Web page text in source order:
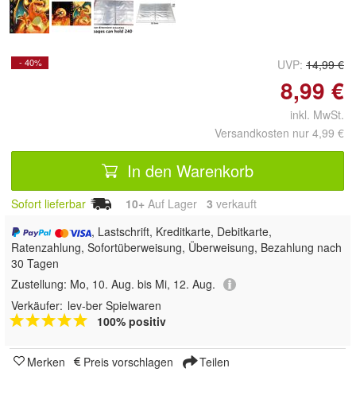
- 40% UVP: 14,99 €
8,99 €
inkl. MwSt.
Versandkosten nur 4,99 €
In den Warenkorb
Sofort lieferbar 10+ Auf Lager 3 verkauft
, Lastschrift, Kreditkarte, Debitkarte,
Ratenzahlung, Sofortüberweisung, Überweisung, Bezahlung nach
30 Tagen
Zustellung: Mo, 10. Aug. bis Mi, 12. Aug.
Verkäufer: lev-ber Spielwaren
100% positiv
Merken Preis vorschlagen Teilen